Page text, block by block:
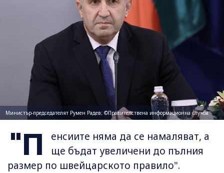
Министър-председателят Румен Радев; ©Правителствена информационна служба
"П
енсиите няма да се намаляват, а
ще бъдат увеличени до пълния
размер по швейцарското правило".